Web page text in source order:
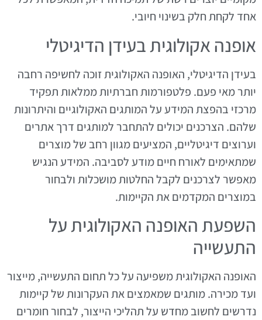
אחד לקחת חלק בשינוי חיובי.
אופנה אקולוגית בעידן הדיגיטלי
בעידן הדיגיטלי, האופנה האקולוגית זוכה לחשיפה רחבה
יותר מאי פעם. פלטפורמות חברתיות ממלאות תפקיד
מרכזי בהפצת המידע על המותגים האקולוגיים והיתרונות
שלהם. הצרכנים יכולים להתחבר למותגים דרך אתרים
וערוצים דיגיטליים, המציעים מגוון רחב של מוצרים
שמתאימים לאורח חיים מודע לסביבה. המידע הנגיש
מאפשר לצרכנים לקבל החלטות מושכלות ולבחור
במוצרים המקדמים את הקיימות.
השפעת האופנה האקולוגית על
התעשייה
האופנה האקולוגית משפיעה על כל תחום התעשייה, מייצור
ועד מכירה. מותגים שמאמצים את העקרונות של קיימות
נדרשים לחשוב מחדש על תהליכי הייצור, לבחור חומרים